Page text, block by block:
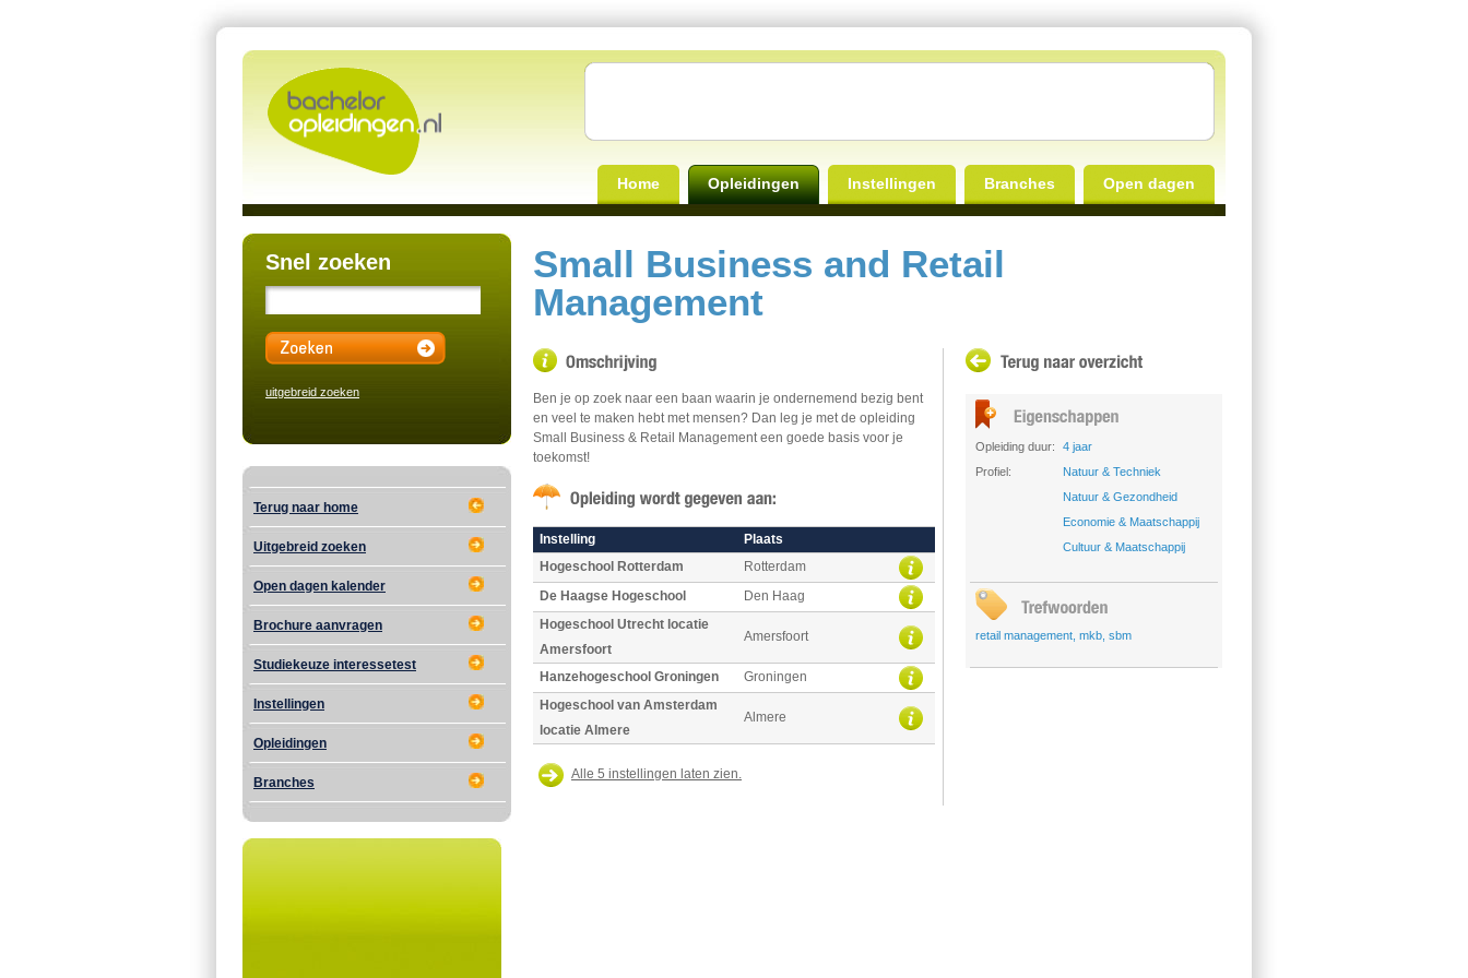
Home Opleidingen Instellingen Branches Open dagen
Snel zoeken
uitgebreid zoeken
Terug naar home
Uitgebreid zoeken
Open dagen kalender
Brochure aanvragen
Studiekeuze interessetest
Instellingen
Opleidingen
Branches
Small Business and Retail
Management
Ben je op zoek naar een baan waarin je ondernemend bezig bent
en veel te maken hebt met mensen? Dan leg je met de opleiding
Small Business & Retail Management een goede basis voor je
toekomst!
Instelling
Plaats
Hogeschool Rotterdam
Rotterdam
De Haagse Hogeschool
Den Haag
Hogeschool Utrecht locatie
Amersfoort
Amersfoort
Hanzehogeschool Groningen
Groningen
Hogeschool van Amsterdam
locatie Almere
Almere
Alle 5 instellingen laten zien.
Opleiding duur:
4 jaar
Profiel:
Natuur & Techniek
Natuur & Gezondheid
Economie & Maatschappij
Cultuur & Maatschappij
retail management mkb sbm